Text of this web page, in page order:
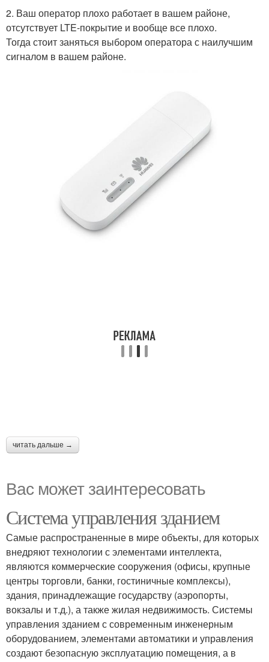
2. Ваш оператор плохо работает в вашем районе,
отсутствует LTE-покрытие и вообще все плохо.
Тогда стоит заняться выбором оператора с наилучшим
сигналом в вашем районе.
читать дальше →
Вас может заинтересовать
Система управления зданием
Самые распространенные в мире объекты, для которых
внедряют технологии с элементами интеллекта,
являются коммерческие сооружения (офисы, крупные
центры торговли, банки, гостиничные комплексы),
здания, принадлежащие государству (аэропорты,
вокзалы и т.д.), а также жилая недвижимость. Системы
управления зданием с современным инженерным
оборудованием, элементами автоматики и управления
создают безопасную эксплуатацию помещения, а в